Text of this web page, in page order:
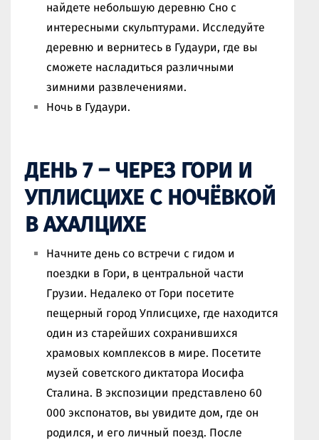
найдете небольшую деревню Сно с
интересными скульптурами. Исследуйте
деревню и вернитесь в Гудаури, где вы
сможете насладиться различными
зимними развлечениями.
Ночь в Гудаури.
ДЕНЬ 7 – ЧЕРЕЗ ГОРИ И
УПЛИСЦИХЕ С НОЧЁВКОЙ
В АХАЛЦИХЕ
Начните день со встречи с гидом и
поездки в Гори, в центральной части
Грузии. Недалеко от Гори посетите
пещерный город Уплисцихе, где находится
один из старейших сохранившихся
храмовых комплексов в мире. Посетите
музей советского диктатора Иосифа
Сталина. В экспозиции представлено 60
000 экспонатов, вы увидите дом, где он
родился, и его личный поезд. После